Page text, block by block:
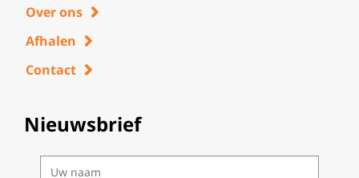
Over ons
Afhalen
Contact
Nieuwsbrief